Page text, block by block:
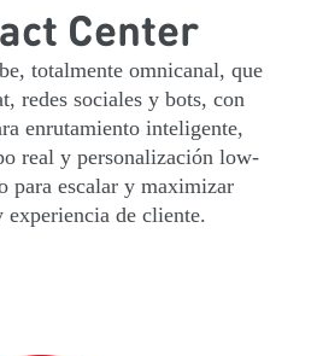
Center
totalmente omnicanal, que
redes sociales y bots, con
enrutamiento inteligente,
real y personalización low-
para escalar y maximizar
experiencia de cliente.